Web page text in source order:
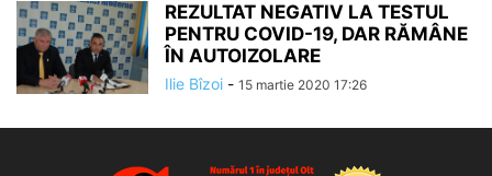
REZULTAT NEGATIV LA TESTUL
PENTRU COVID-19, DAR RĂMÂNE
ÎN AUTOIZOLARE
Ilie Bîzoi - 15 martie 2020 17:26